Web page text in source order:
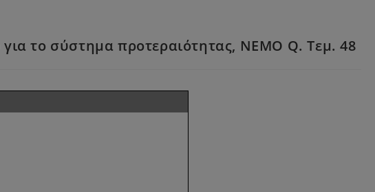
το σύστημα προτεραιότητας, NEMO Q. Τεμ. 48